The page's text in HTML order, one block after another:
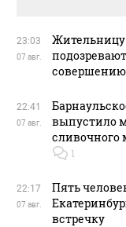
23:03
07 авг.
Жительницу
совершению
22:41
07 авг.
выпустило
сливочного
1
22:17
07 авг.
Пять
встречку